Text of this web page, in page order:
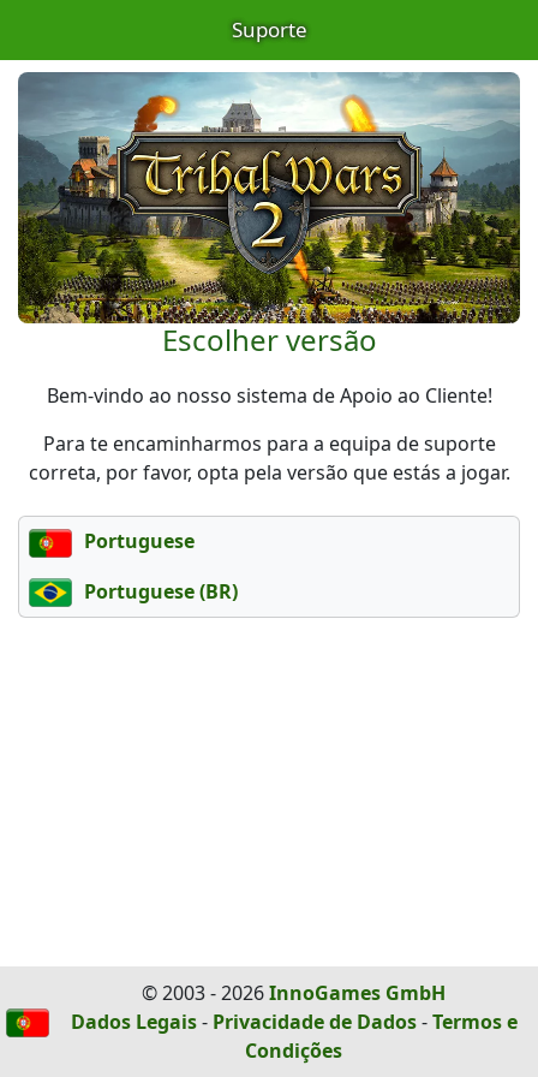
Suporte
Escolher versão
Bem-vindo ao nosso sistema de Apoio ao Cliente!
Para te encaminharmos para a equipa de suporte
correta, por favor, opta pela versão que estás a jogar.
Portuguese
Portuguese (BR)
© 2003 - 2026InnoGames GmbH
Dados Legais- Privacidade de Dados-Termos e
Condições